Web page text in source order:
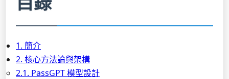
1. 簡介
2. 核心方法論與架構
2.1. PassGPT 模型設計